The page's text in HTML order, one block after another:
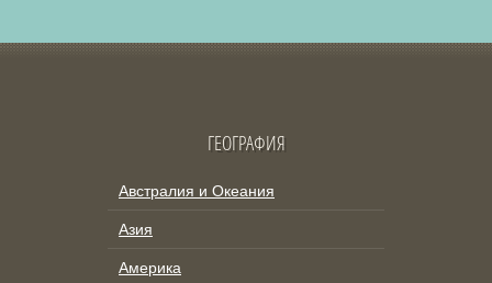
ГЕОГРАФИЯ
Австралия и Океания
Азия
Америка